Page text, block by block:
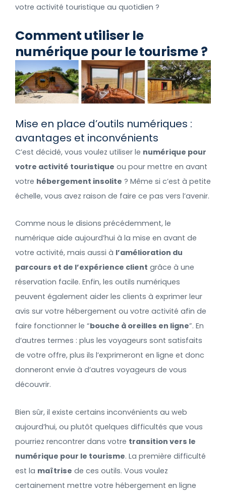
votre activité touristique au quotidien ?
Comment utiliser le
numérique pour le tourisme ?
Mise en place d’outils numériques :
avantages et inconvénients
C’est décidé, vous voulez utiliser le numérique pour
votre activité touristique ou pour mettre en avant
votre hébergement insolite ? Même si c’est à petite
échelle, vous avez raison de faire ce pas vers l’avenir.
Comme nous le disions précédemment, le
numérique aide aujourd’hui à la mise en avant de
votre activité, mais aussi à l’amélioration du
parcours et de l’expérience client grâce à une
réservation facile. Enfin, les outils numériques
peuvent également aider les clients à exprimer leur
avis sur votre hébergement ou votre activité afin de
faire fonctionner le “bouche à oreilles en ligne”. En
d’autres termes : plus les voyageurs sont satisfaits
de votre offre, plus ils l’exprimeront en ligne et donc
donneront envie à d’autres voyageurs de vous
découvrir.
Bien sûr, il existe certains inconvénients au web
aujourd’hui, ou plutôt quelques difficultés que vous
pourriez rencontrer dans votre transition vers le
numérique pour le tourisme. La première difficulté
est la maîtrise de ces outils. Vous voulez
certainement mettre votre hébergement en ligne